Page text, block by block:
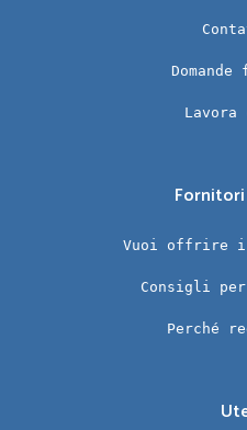
Lavora
Vuoi offrire
Consigli
Perché